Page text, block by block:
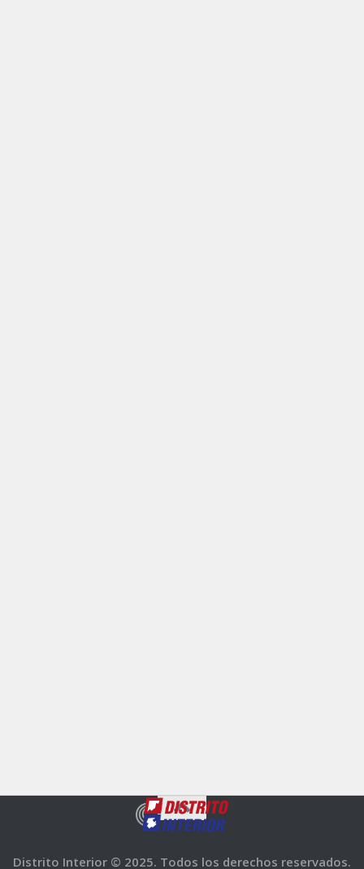
Distrito Interior © 2025. Todos los derechos reservados.